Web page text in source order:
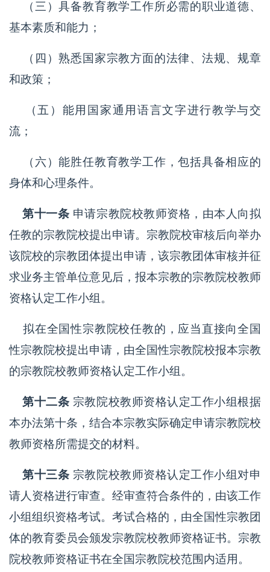
（三）具备教育教学工作所必需的职业道德、
基本素质和能力；
（四）熟悉国家宗教方面的法律、法规、规章
和政策；
（五）能用国家通用语言文字进行教学与交
流；
（六）能胜任教育教学工作，包括具备相应的
身体和心理条件。
第十一条 申请宗教院校教师资格，由本人向拟
任教的宗教院校提出申请。宗教院校审核后向举办
该院校的宗教团体提出申请，该宗教团体审核并征
求业务主管单位意见后，报本宗教的宗教院校教师
资格认定工作小组。
拟在全国性宗教院校任教的，应当直接向全国
性宗教院校提出申请，由全国性宗教院校报本宗教
的宗教院校教师资格认定工作小组。
第十二条 宗教院校教师资格认定工作小组根据
本办法第十条，结合本宗教实际确定申请宗教院校
教师资格所需提交的材料。
第十三条 宗教院校教师资格认定工作小组对申
请人资格进行审查。经审查符合条件的，由该工作
小组组织资格考试。考试合格的，由全国性宗教团
体的教育委员会颁发宗教院校教师资格证书。宗教
院校教师资格证书在全国宗教院校范围内适用。